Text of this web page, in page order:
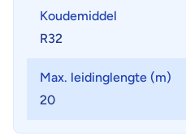
Koudemiddel
R32
Max. leidinglengte (m)
20